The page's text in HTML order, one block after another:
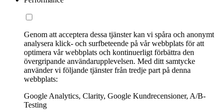
Genom att acceptera dessa tjänster kan vi spåra och anonymt
analysera klick- och surfbeteende på vår webbplats för att
optimera vår webbplats och kontinuerligt förbättra den
övergripande användarupplevelsen. Med ditt samtycke
använder vi följande tjänster från tredje part på denna
webbplats:
Google Analytics, Clarity, Google Kundrecensioner, A/B-
Testing